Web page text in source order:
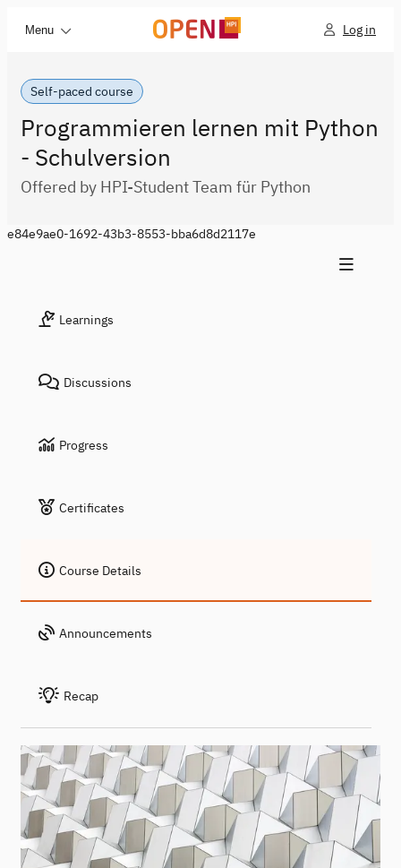
Menu Log in
Self-paced course
Programmieren lernen mit Python
- Schulversion
Offered by HPI-Student Team für Python
e84e9ae0-1692-43b3-8553-bba6d8d2117e
Learnings
Discussions
Progress
Certificates
Course Details
Announcements
Recap